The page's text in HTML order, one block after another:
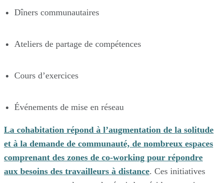
Dîners communautaires
Ateliers de partage de compétences
Cours d’exercices
Événements de mise en réseau
La cohabitation répond à l’augmentation de la solitude
et à la demande de communauté, de nombreux espaces
comprenant des zones de co-working pour répondre
aux besoins des travailleurs à distance. Ces initiatives